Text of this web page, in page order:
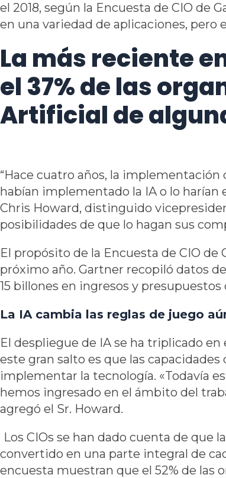
el 2018, según la Encuesta de CIO de
en una variedad de aplicaciones, pero
La más reciente
el 37% de las
Artificial de
“Hace cuatro años, la implementación
habían implementado la IA o lo harían
Chris Howard, distinguido
posibilidades de que lo hagan sus
El propósito de la Encuesta de CIO de
próximo año. Gartner recopiló datos
15 billones en ingresos y
La IA cambia las reglas de juego
El despliegue de IA se ha triplicado
este gran salto es que las
implementar la tecnología. «Todavía
hemos ingresado en el ámbito del
agregó el Sr. Howard.
Los CIOs se han dado cuenta de que
convertido en una parte integral de
encuesta muestran que el 52% de las